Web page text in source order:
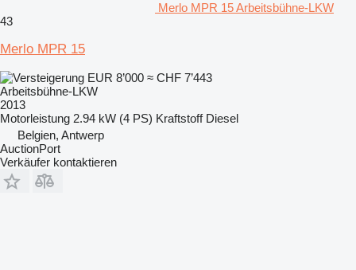
Merlo MPR 15 Arbeitsbühne-LKW
43
Merlo MPR 15
EUR 8’000 ≈ CHF 7’443
Arbeitsbühne-LKW
2013
Motorleistung 2.94 kW (4 PS) Kraftstoff Diesel
Belgien, Antwerp
AuctionPort
Verkäufer kontaktieren